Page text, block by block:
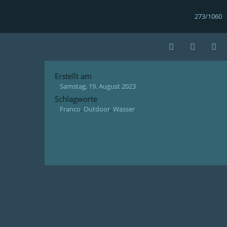
273/1060
Erstellt am
Samstag, 19. August 2023
Schlagworte
Franco, Outdoor, Wasser